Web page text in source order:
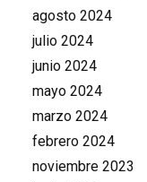
agosto 2024
julio 2024
junio 2024
mayo 2024
marzo 2024
febrero 2024
noviembre 2023